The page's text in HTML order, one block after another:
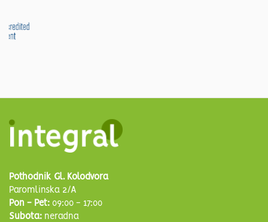
Pothodnik Gl. Kolodvora
Paromlinska 2/A
Pon - Pet: 09:00 - 17:00
Subota: neradna